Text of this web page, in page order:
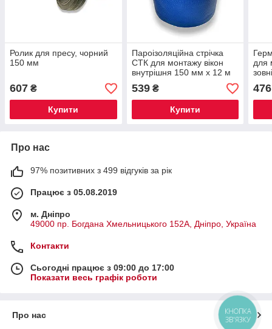
Ролик для пресу, чорний
150 мм
607 ₴
Купити
Пароізоляційна стрічка
СТК для монтажу вікон
внутрішня 150 мм х 12 м
W
539₴
Купити
для
476
Про нас
97% позитивних з 499 відгуків за рік
Працює з 05.08.2019
м. Дніпро
49000 пр. Богдана Хмельницького 152А, Дніпро, Україна
Контакти
Сьогодні працює з 09:00 до 17:00
Показати весь графік роботи
Про нас
КНОПКА
ЗВ'ЯЗКУ